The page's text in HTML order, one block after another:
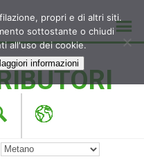
propri e di altri siti.
sottostante o chiudi
all'uso dei cookie.
informazioni